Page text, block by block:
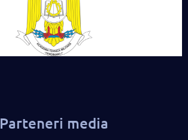
Parteneri media